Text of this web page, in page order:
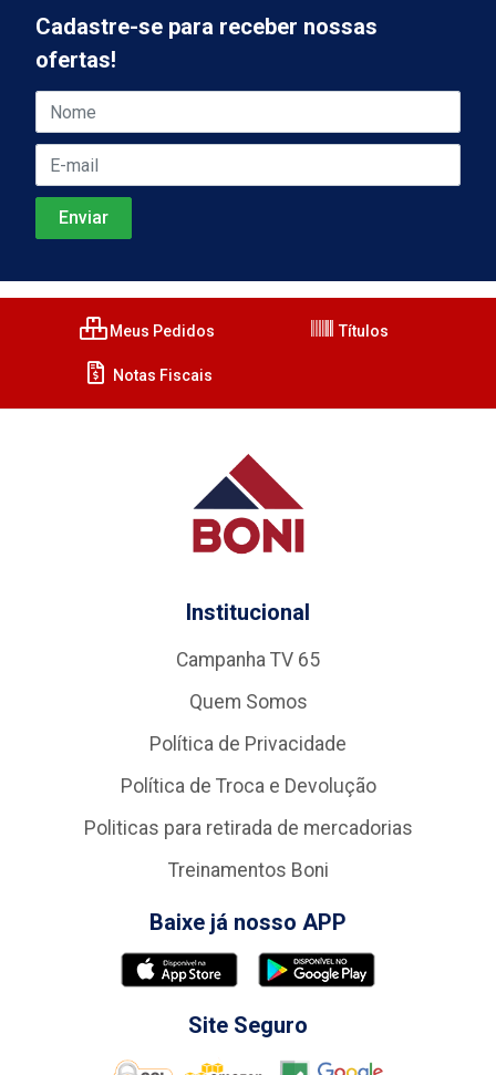
Cadastre-se para receber nossas
ofertas!
Meus Pedidos Títulos
Notas Fiscais
Institucional
Campanha TV 65
Quem Somos
Política de Privacidade
Política de Troca e Devolução
Politicas para retirada de mercadorias
Treinamentos Boni
Baixe já nosso APP
Site Seguro